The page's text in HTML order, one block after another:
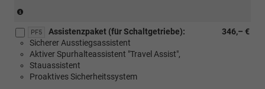
eTSI)
PF5 346,– €
Assistenzpaket (für Schaltgetriebe):
Sicherer Ausstiegsassistent
Aktiver Spurhalteassistent "Travel Assist",
Stauassistent
Proaktives Sicherheitssystem